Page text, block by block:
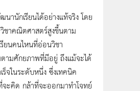
านักเรียนได้อย่างแท้จริง โดย
ชาคณิตศาสตร์สูงขึ้นตาม
ยนคนไหนที่อ่อนวิชา
ามศักยภาพที่มีอยู่ ถึงแม้จะได้
จในระดับหนึ่ง ซึ่งเทคนิค
จะคิด กล้าที่จะออกมาทำโจทย์